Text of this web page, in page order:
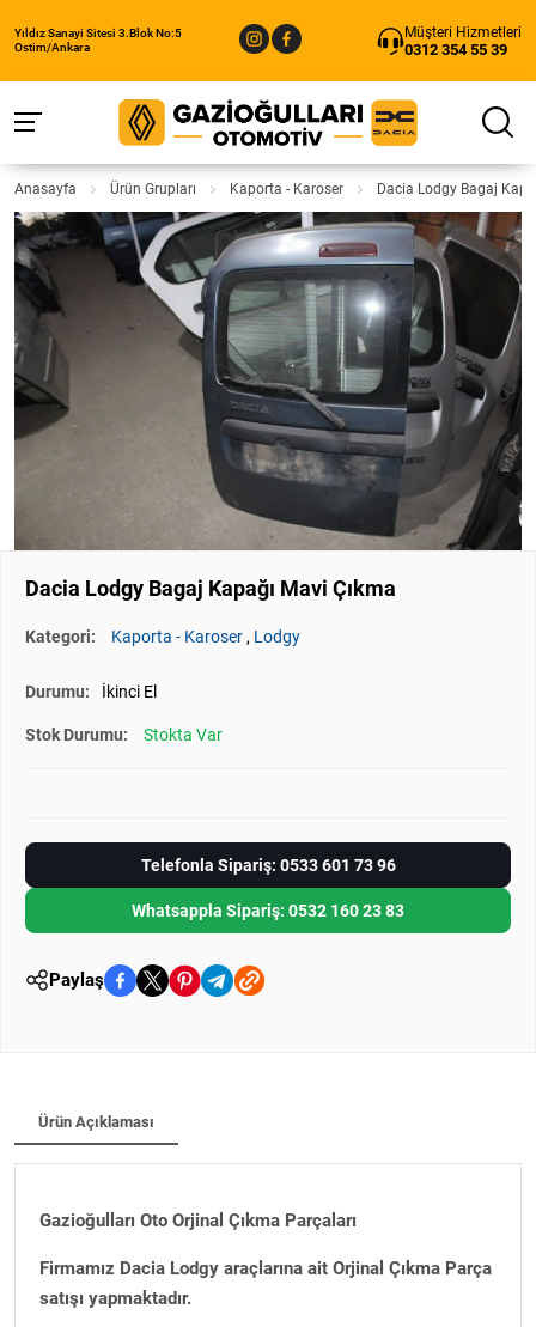
Yıldız Sanayi Sitesi 3.Blok No:5
Ostim/Ankara
Müşteri Hizmetleri
0312 354 55 39
Anasayfa Ürün Grupları Kaporta - Karoser Dacia Lodgy Bagaj
Dacia Lodgy Bagaj Kapağı Mavi Çıkma
Kategori: Kaporta - Karoser , Lodgy
Durumu: İkinci El
Stok Durumu: Stokta Var
Telefonla Sipariş: 0533 601 73 96
Whatsappla Sipariş: 0532 160 23 83
Paylaş
Ürün Açıklaması
Gazioğulları Oto Orjinal Çıkma Parçaları
Firmamız Dacia Lodgy araçlarına ait Orjinal Çıkma Parça
satışı yapmaktadır.